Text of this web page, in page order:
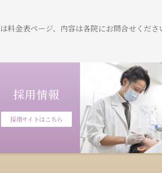
料金表ページ、内容は各院にお問合せくださ
採用情報
採用サイトはこちら